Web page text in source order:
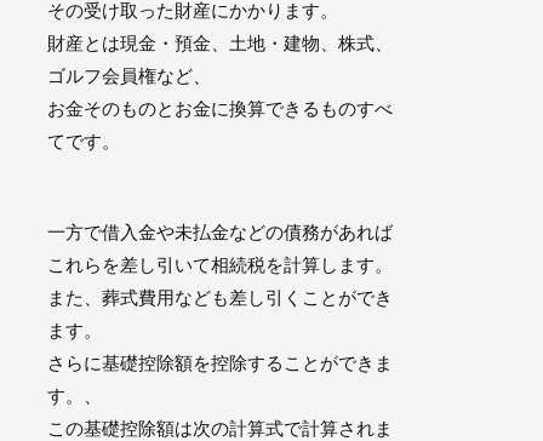
その受け取った財産にかかります。
財産とは現金・預金、土地・建物、株式、
ゴルフ会員権など、
お金そのものとお金に換算できるものすべ
てです。
一方で借入金や未払金などの債務があれば
これらを差し引いて相続税を計算します。
また、葬式費用なども差し引くことができ
ます。
さらに基礎控除額を控除することができま
す。、
この基礎控除額は次の計算式で計算されま